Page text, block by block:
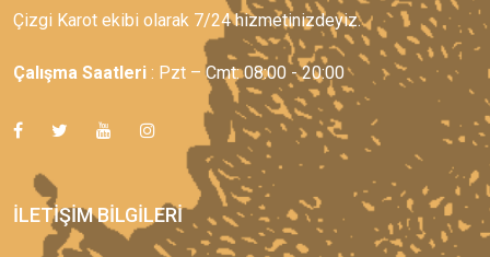
Çizgi Karot ekibi olarak 7/24 hizmetinizdeyiz.
Çalışma Saatleri : Pzt – Cmt: 08:00 - 20:00
İLETIŞIM BILGILERI